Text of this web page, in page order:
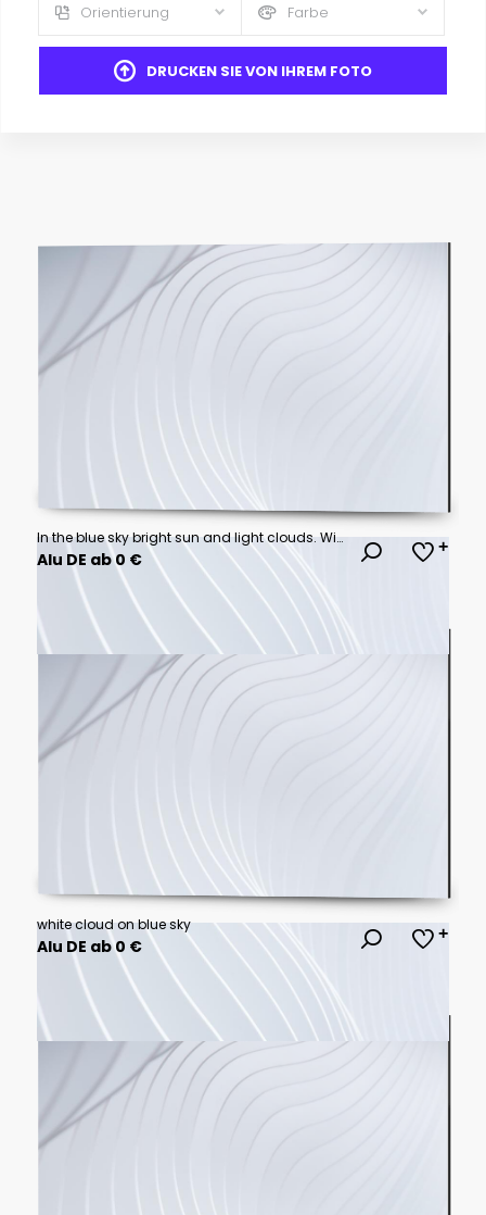
Orientierung Farbe
DRUCKEN SIE VON IHREM FOTO
In the blue sky bright sun and light clouds. Wide photo.
Alu DE ab 0 €
white cloud on blue sky
Alu DE ab 0 €